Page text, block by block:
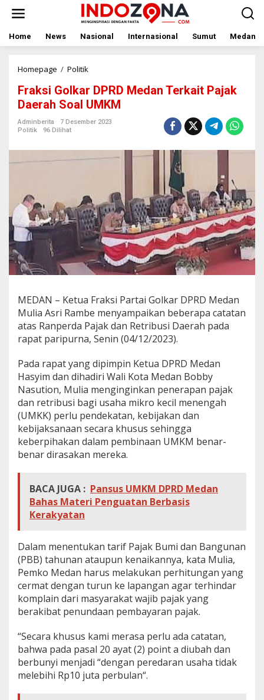
Home News Nasional Internasional Sumut Medan
Homepage / Politik
DPRD
Medan
Terkait
Pajak
UMKM
Fraksi Golkar DPRD Medan Terkait Pajak
Daerah Soal UMKM
Adminberita
7 Desember 2023
Politik
96 Dilihat
MEDAN – Ketua Fraksi Partai Golkar DPRD Medan
Mulia Asri Rambe menyampaikan beberapa catatan
atas Ranperda Pajak dan Retribusi Daerah pada
rapat paripurna, Senin (04/12/2023).
Pada rapat yang dipimpin Ketua DPRD Medan
Hasyim dan dihadiri Wali Kota Medan Bobby
Nasution, Mulia menginginkan penerapan pajak
dan retribusi bagi usaha mikro kecil menengah
(UMKK) perlu pendekatan, kebijakan dan
kebijaksanaan secara khusus sehingga
keberpihakan dalam pembinaan UMKM benar-
benar dirasakan mereka.
BACA JUGA : Pansus UMKM DPRD Medan
Bahas Materi Penguatan Berbasis
Kerakyatan
Dalam menentukan tarif Pajak Bumi dan Bangunan
(PBB) tahunan ataupun kenaikannya, kata Mulia,
Pemko Medan harus melakukan perhitungan yang
cermat dengan turun ke lapangan agar terhindar
komplain dari masyarakat wajib pajak yang
berakibat penundaan pembayaran pajak.
“Secara khusus kami merasa perlu ada catatan,
bahwa pada pasal 20 ayat (2) point a diubah dan
berbunyi menjadi “dengan peredaran usaha tidak
melebihi Rp10 juta perbulan“.